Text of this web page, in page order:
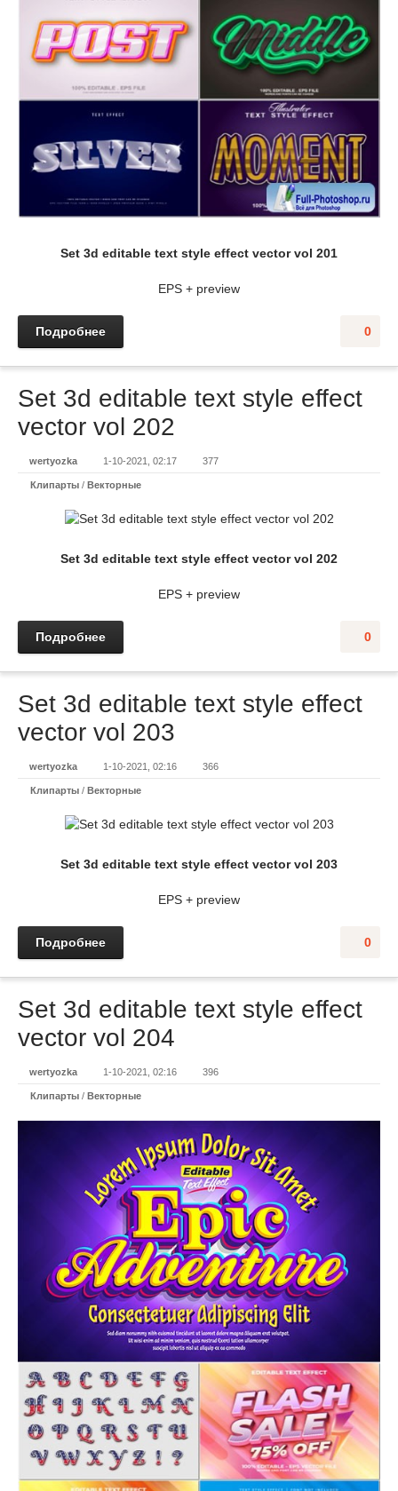
Set 3d editable text style effect vector vol 201
EPS + preview
0
Подробнее
Set 3d editable text style effect
vector vol 202
wertyozka 1-10-2021, 02:17 377
Клипарты / Векторные
Set 3d editable text style effect vector vol 202
EPS + preview
0
Подробнее
Set 3d editable text style effect
vector vol 203
wertyozka 1-10-2021, 02:16 366
Клипарты / Векторные
Set 3d editable text style effect vector vol 203
EPS + preview
0
Подробнее
Set 3d editable text style effect
vector vol 204
wertyozka 1-10-2021, 02:16 396
Клипарты / Векторные